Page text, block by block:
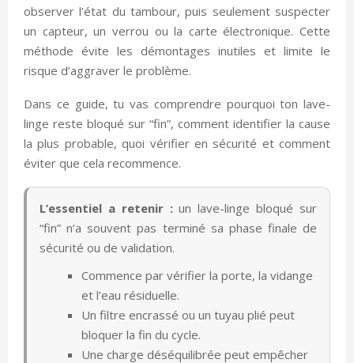
observer l’état du tambour, puis seulement suspecter
un capteur, un verrou ou la carte électronique. Cette
méthode évite les démontages inutiles et limite le
risque d’aggraver le problème.
Dans ce guide, tu vas comprendre pourquoi ton lave-
linge reste bloqué sur “fin”, comment identifier la cause
la plus probable, quoi vérifier en sécurité et comment
éviter que cela recommence.
L’essentiel a retenir :un lave-linge bloqué sur
“fin” n’a souvent pas terminé sa phase finale de
sécurité ou de validation.
Commence par vérifier la porte, la vidange
et l’eau résiduelle.
Un filtre encrassé ou un tuyau plié peut
bloquer la fin du cycle.
Une charge déséquilibrée peut empêcher